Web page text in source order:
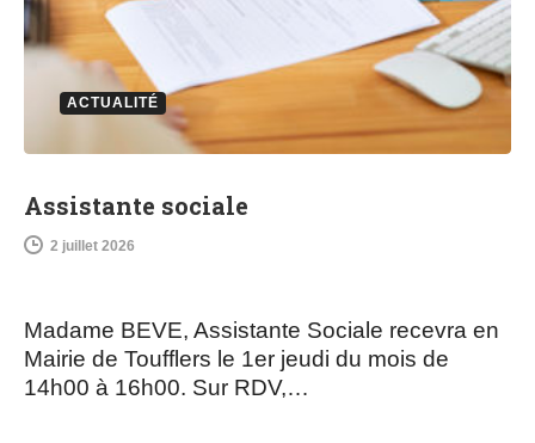
ACTUALITÉ
Assistante sociale
2 juillet 2026
Madame BEVE, Assistante Sociale recevra en
Mairie de Toufflers le 1er jeudi du mois de
14h00 à 16h00. Sur RDV,…